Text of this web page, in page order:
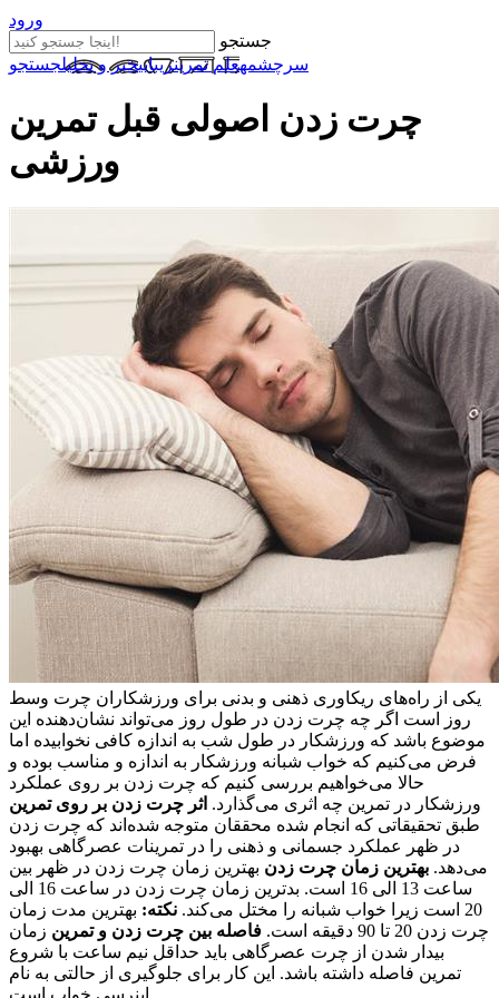
ورود
جستجو
سرچشمهعلم تمرینزیباییخبر و تحلیلجستجو
چرت زدن اصولی قبل تمرین
ورزشی
یکی از راه‌های ریکاوری ذهنی و بدنی برای ورزشکاران چرت وسط
روز است اگر چه چرت زدن در طول روز می‌تواند نشان‌دهنده این
موضوع باشد که ورزشکار در طول شب به اندازه کافی نخوابیده اما
فرض می‌کنیم که خواب شبانه ورزشکار به اندازه و مناسب بوده و
حالا می‌خواهیم بررسی کنیم که چرت زدن بر روی عملکرد
ورزشکار در تمرین چه اثری می‌گذارد. اثر چرت زدن بر روی تمرین
طبق تحقیقاتی که انجام شده محققان متوجه شده‌اند که چرت زدن
در ظهر عملکرد جسمانی و ذهنی را در تمرینات عصرگاهی بهبود
می‌دهد. بهترین زمان چرت زدن بهترین زمان چرت زدن در ظهر بین
ساعت 13 الی 16 است. بدترین زمان چرت زدن در ساعت 16 الی
20 است زیرا خواب شبانه را مختل می‌کند.
نکته: بهترین مدت زمان
چرت زدن 20 تا 90 دقیقه است.
فاصله بین چرت زدن و تمرین زمان
بیدار شدن از چرت عصرگاهی باید حداقل نیم ساعت با شروع
تمرین فاصله داشته باشد. این کار برای جلوگیری از حالتی به نام